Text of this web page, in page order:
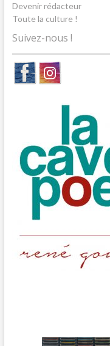
Devenir rédacteur
Toute la culture !
Suivez-nous !